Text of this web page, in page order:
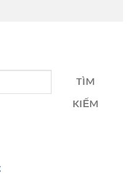
TÌM
KIẾM